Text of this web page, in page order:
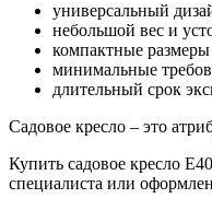
универсальный
небольшой вес и
компактные
минимальные
длительный срок
Садовое кресло – это
Купить садовое кресло
специалиста или